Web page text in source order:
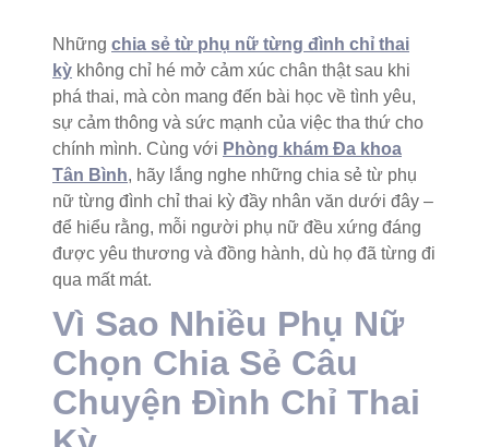
Những chia sẻ từ phụ nữ từng đình chỉ thai
kỳ không chỉ hé mở cảm xúc chân thật sau khi
phá thai, mà còn mang đến bài học về tình yêu,
sự cảm thông và sức mạnh của việc tha thứ cho
chính mình. Cùng với Phòng khám Đa khoa
Tân Bình, hãy lắng nghe những chia sẻ từ phụ
nữ từng đình chỉ thai kỳ đầy nhân văn dưới đây –
để hiểu rằng, mỗi người phụ nữ đều xứng đáng
được yêu thương và đồng hành, dù họ đã từng đi
qua mất mát.
Vì Sao Nhiều Phụ Nữ
Chọn Chia Sẻ Câu
Chuyện Đình Chỉ Thai